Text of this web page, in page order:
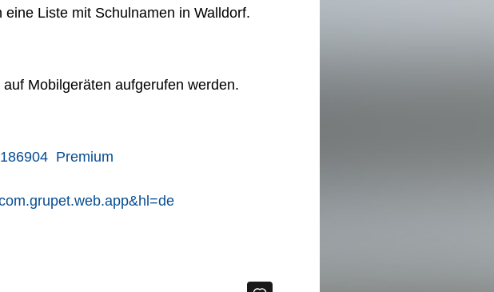
Liste mit Schulnamen in Walldorf.
Mobilgeräten aufgerufen werden.
Premium